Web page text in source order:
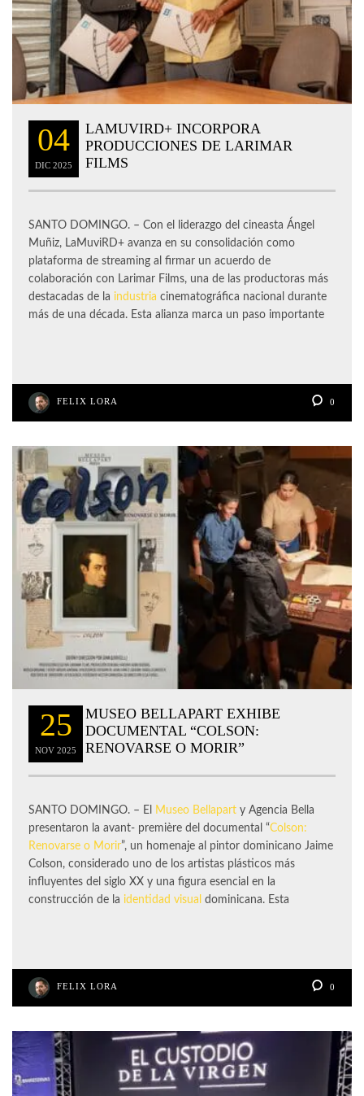
04
DIC 2025
LAMUVIRD+ INCORPORA
PRODUCCIONES DE LARIMAR
FILMS
SANTO DOMINGO. – Con el liderazgo del cineasta Ángel
Muñiz, LaMuviRD+ avanza en su consolidación como
plataforma de streaming al firmar un acuerdo de
colaboración con Larimar Films, una de las productoras más
destacadas de la industria cinematográfica nacional durante
más de una década. Esta alianza marca un paso importante
FELIX LORA 0
25
NOV 2025
MUSEO BELLAPART EXHIBE
DOCUMENTAL “COLSON:
RENOVARSE O MORIR”
SANTO DOMINGO. – El Museo Bellapart y Agencia Bella
presentaron la avant- première del documental “Colson:
Renovarse o Morir”, un homenaje al pintor dominicano Jaime
Colson, considerado uno de los artistas plásticos más
influyentes del siglo XX y una figura esencial en la
construcción de la identidad visual dominicana. Esta
FELIX LORA 0